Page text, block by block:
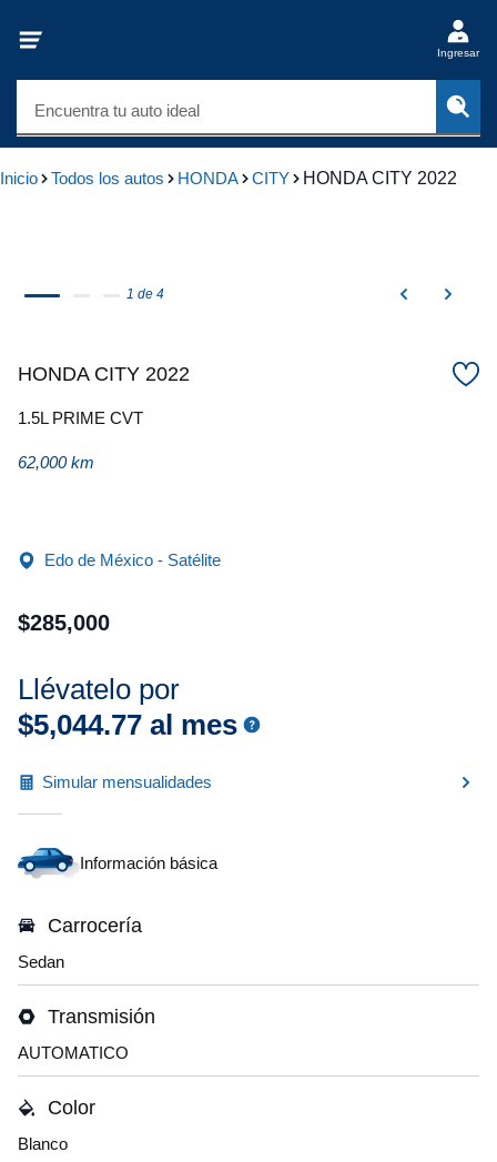
Ingresar
Encuentra tu auto ideal
Inicio Todos los autos HONDA CITY HONDA CITY 2022
1 de 4
HONDA CITY 2022
1.5L PRIME CVT
62,000 km
Edo de México - Satélite
$285,000
Llévatelo por
$5,044.77 al mes
Simular mensualidades
Información básica
Carrocería
Sedan
Transmisión
AUTOMATICO
Color
Blanco